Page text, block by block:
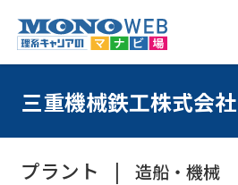
三重機械鉄工株式会社
プラント 造船・機械